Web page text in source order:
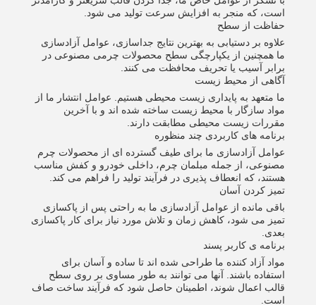
است، که منجر به افزایش سرعت تولید می شود.
حفاظت از سطح
علاوه بر دستیابی به بهترین نتایج جداسازی، عوامل آزادسازی
ما همچنین از یکپارچگی سطح محصولات چرمی مصنوعی در
برابر آسیب یا تحریف محافظت می کنند.
آگاهی از محیط زیست
ما متعهد به پایداری زیست محیطی هستیم. عوامل انتشار ما از
مواد سازگار با محیط زیست ساخته شده اند و با آخرین
مقررات زیست محیطی مطابقت دارند.
برنامه های کاربردی چند منظوره
عوامل آزادسازی ما برای طیف گسترده ای از محصولات چرم
مصنوعی، از جمله مبلمان چرم، داخلی خودرو و کفش مناسب
هستند، که انعطاف پذیری در فرآیند تولید را فراهم می کند.
تمیز کردن آسان
باقی مانده از عوامل آزادسازی ما به راحتی پس از پاکسازی
تمیز می شود، کاهش زمان و تلاش مورد نیاز برای کار پاکسازی
بعدی.
برنامه ی کاربر پسند
مواد آزاد کننده ما طراحی شده اند تا ساده و آسان برای
استفاده باشند. آنها می توانند به طور مساوی بر روی سطح
قالب اعمال شوند، اطمینان حاصل شود که فرآیند ساخت صاف
است.